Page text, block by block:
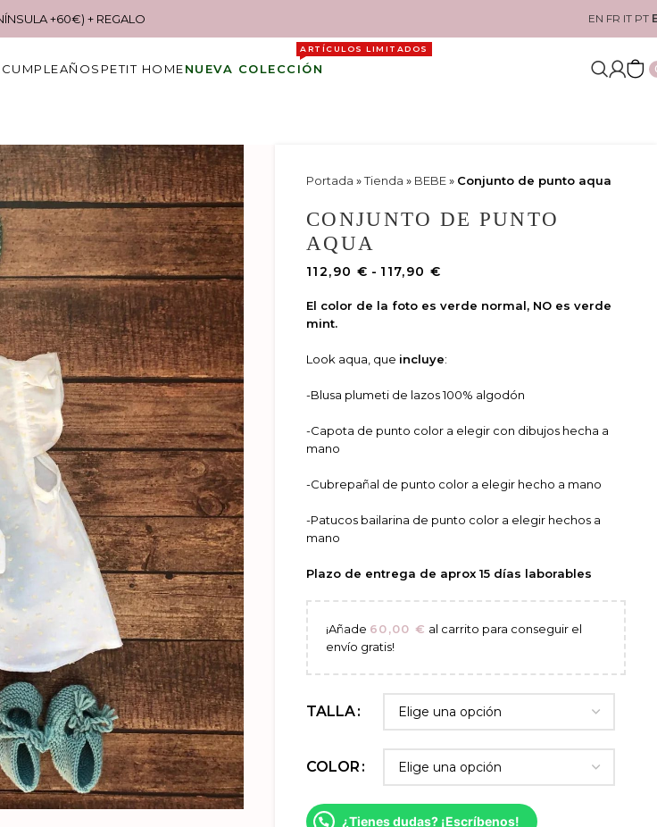
+60€) + REGALO EN FR IT PT
CUMPLEAÑOS PETIT HOMENUEVA COLECCIÓN
ARTÍCULOS LIMITADOS
Portada »Tienda » BEBE» Conjunto de punto aqua
CONJUNTO DE PUNTO
AQUA
112,90 € - 117,90€
El color de la foto es verde normal, NO es verde
mint.
Look aqua, que incluye:
-Blusa plumeti de lazos 100% algodón
-Capota de punto color a elegir con dibujos hecha a
mano
-Cubrepañal de punto color a elegir hecho a mano
-Patucos bailarina de punto color a elegir hechos a
mano
Plazo de entrega de aprox 15 días laborables
¡Añade 60,00 € al carrito para conseguir el
envío gratis!
TALLA
COLOR
¿Tienes dudas? ¡Escríbenos!